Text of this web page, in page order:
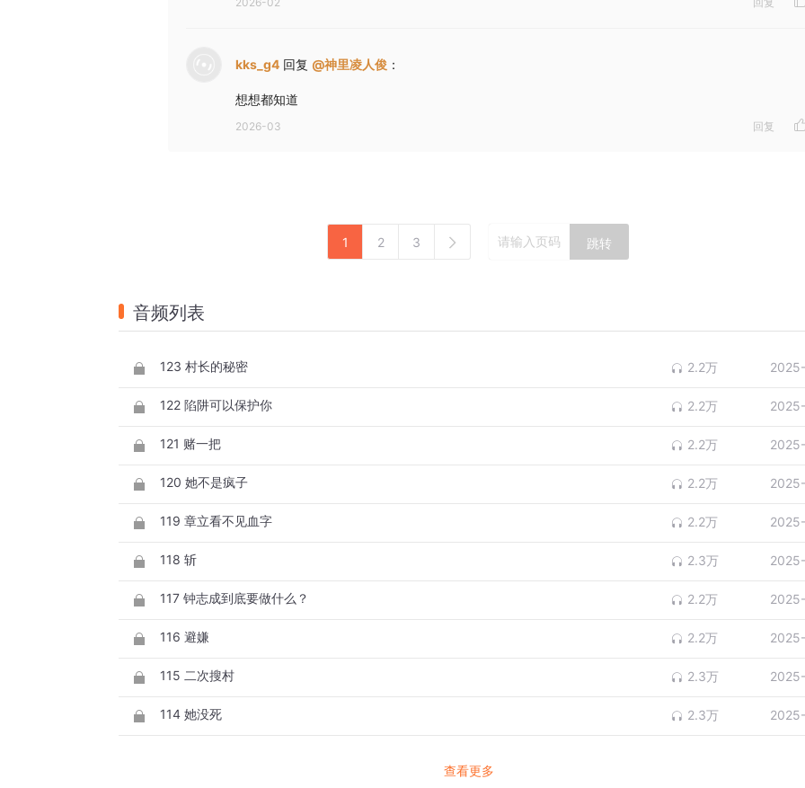
kks_g4 回复 @神里凌人俊 ：
想想都知道
2026-03 回复
1 2 3 跳转
音频列表
123 村长的秘密 2.2万
122 陷阱可以保护你 2.2万
121 赌一把 2.2万
120 她不是疯子 2.2万
119 章立看不见血字 2.2万
118 斩 2.3万
117 钟志成到底要做什么？ 2.2万
116 避嫌 2.2万
115 二次搜村 2.3万
114 她没死 2.3万
查看更多